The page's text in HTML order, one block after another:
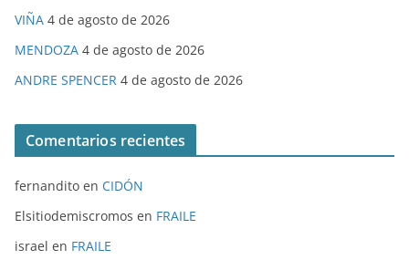
VIÑA 4 de agosto de 2026
MENDOZA 4 de agosto de 2026
ANDRE SPENCER 4 de agosto de 2026
Comentarios recientes
fernandito en CIDÓN
Elsitiodemiscromos en FRAILE
israel en FRAILE